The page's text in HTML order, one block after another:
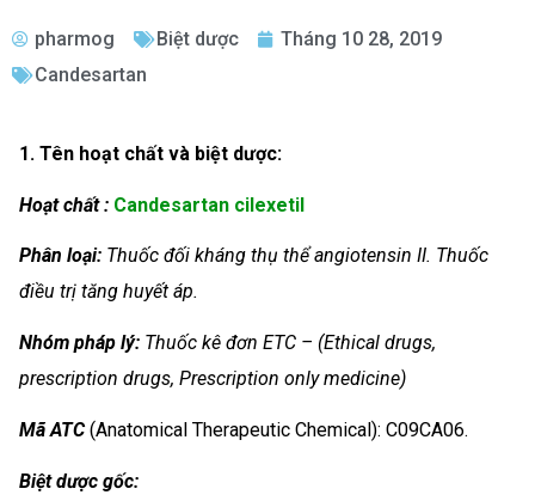
pharmog Biệt dược
Tháng 10 28, 2019
Candesartan
1. Tên hoạt chất và biệt dược:
Hoạt chất : Candesartan cilexetil
Phân loại: Thuốc đối kháng thụ thể angiotensin II. Thuốc
điều trị tăng huyết áp.
Nhóm pháp lý: Thuốc kê đơn ETC – (Ethical drugs,
prescription drugs, Prescription only medicine)
Mã ATC(Anatomical Therapeutic Chemical): C09CA06.
Biệt dược gốc: